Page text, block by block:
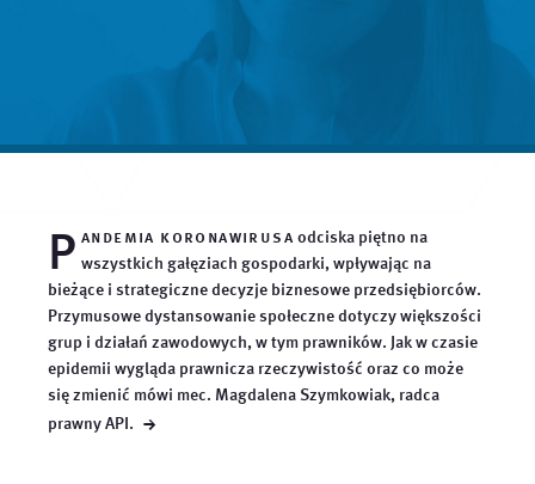
P andemia koronawirusaodciska piętno na
wszystkich gałęziach gospodarki, wpływając na
bieżące i strategiczne decyzje biznesowe przedsiębiorców.
Przymusowe dystansowanie społeczne dotyczy większości
grup i działań zawodowych, w tym prawników. Jak w czasie
epidemii wygląda prawnicza rzeczywistość oraz co może
się zmienić mówi mec. Magdalena Szymkowiak, radca
prawnyAPI. →